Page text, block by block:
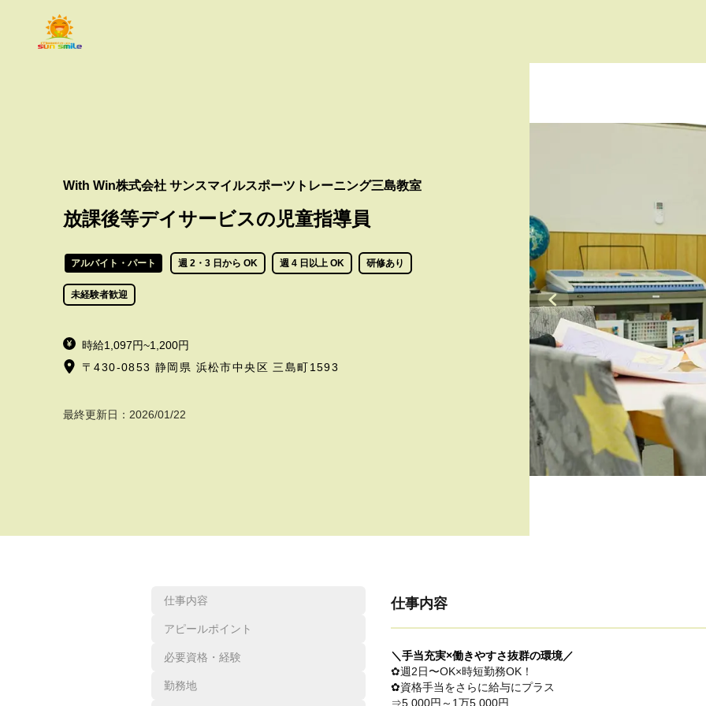
With Win株式会社 サンスマイルスポーツトレーニング三島教室
放課後等デイサービスの児童指導員
アルバイト・パート 週 2・3 日から OK 週 4 日以上 OK 研修あり
未経験者歓迎
時給1,097円~1,200円
〒430-0853 静岡県 浜松市中央区 三島町1593
最終更新日： 2026/01/22
仕事内容
アピールポイント
必要資格・経験
勤務地
仕事内容
＼手当充実×働きやすさ抜群の環境／
✿週2日〜OK×時短勤務OK！
✿資格手当をさらに給与にプラス
⇒5,000円～1万5,000円